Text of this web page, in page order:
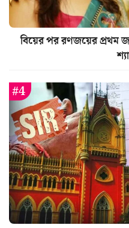
বিয়ের পর রণজয়ের প্রথম